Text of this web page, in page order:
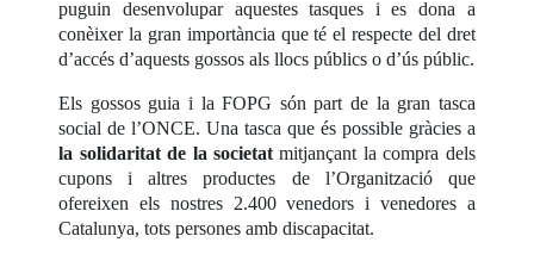
puguin desenvolupar aquestes tasques i es dona a
conèixer la gran importància que té el respecte del dret
d’accés d’aquests gossos als llocs públics o d’ús públic.
Els gossos guia i la FOPG són part de la gran tasca
social de l’ONCE. Una tasca que és possible gràcies a
la solidaritat de la societat mitjançant la compra dels
cupons i altres productes de l’Organització que
ofereixen els nostres 2.400 venedors i venedores a
Catalunya, tots persones amb discapacitat.